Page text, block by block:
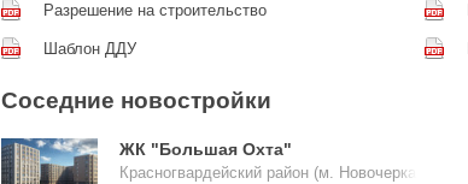
Разрешение на строительство
Шаблон ДДУ
Соседние новостройки
ЖК "Большая Охта"
Красногвардейский район (м. Новочеркасская)